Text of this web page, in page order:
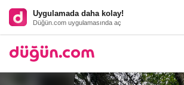
Uygulamada daha kolay!
Düğün.com uygulamasında aç